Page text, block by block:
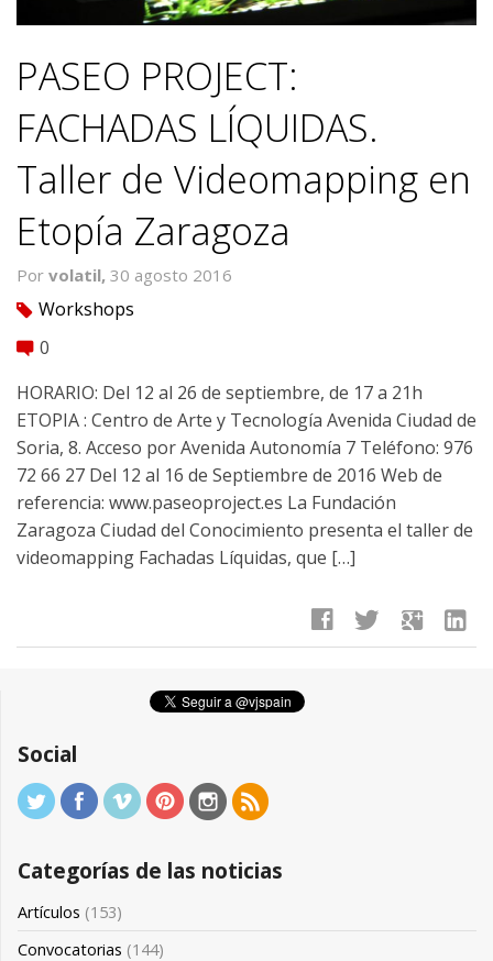
PASEO PROJECT:
FACHADAS LÍQUIDAS.
Taller de Videomapping en
Etopía Zaragoza
Por volatil, 30 agosto 2016
tag Workshops
comment 0
HORARIO: Del 12 al 26 de septiembre, de 17 a 21h
ETOPIA : Centro de Arte y Tecnología Avenida Ciudad de
Soria, 8. Acceso por Avenida Autonomía 7 Teléfono: 976
72 66 27 Del 12 al 16 de Septiembre de 2016 Web de
referencia: www.paseoproject.es La Fundación
Zaragoza Ciudad del Conocimiento presenta el taller de
videomapping Fachadas Líquidas, que […]
facebook twitter google linkedin
Social
Categorías de las noticias
Artículos (153)
Convocatorias (144)